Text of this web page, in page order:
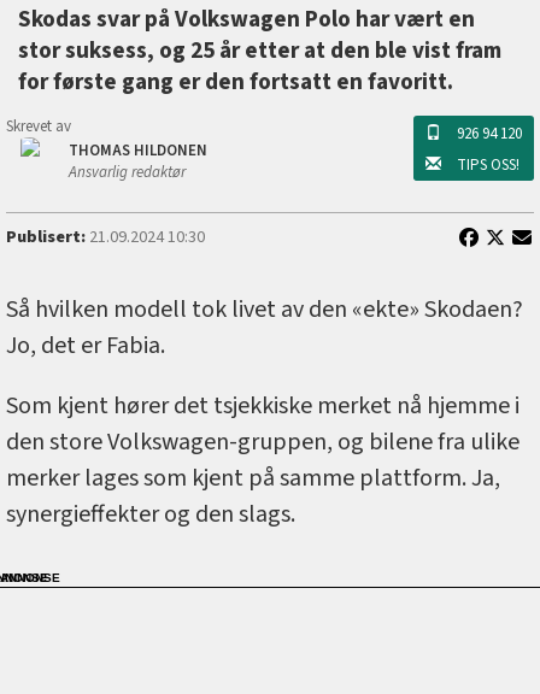
Skodas svar på Volkswagen Polo har vært en
stor suksess, og 25 år etter at den ble vist fram
for første gang er den fortsatt en favoritt.
Skrevet av
THOMAS HILDONEN
Ansvarlig redaktør
926 94 120
TIPS OSS!
Publisert:21.09.2024 10:30
Så hvilken modell tok livet av den «ekte» Skodaen?
Jo, det er Fabia.
Som kjent hører det tsjekkiske merket nå hjemme i
den store Volkswagen-gruppen, og bilene fra ulike
merker lages som kjent på samme plattform. Ja,
synergieffekter og den slags.